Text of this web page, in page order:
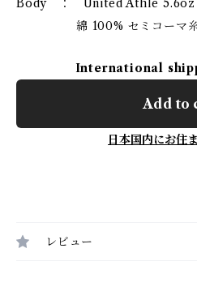
Body ： United Athle 5.6oz T
綿 100% セミコーマ
International
Add to
日本国内にお住
レビュー